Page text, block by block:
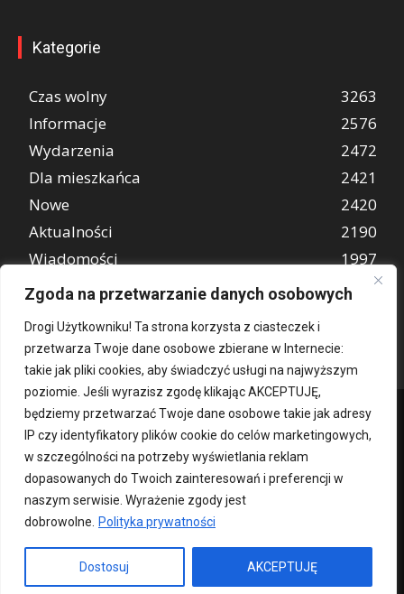
Zgoda na przetwarzanie danych osobowych
Drogi Użytkowniku! Ta strona korzysta z ciasteczek i
przetwarza Twoje dane osobowe zbierane w Internecie:
takie jak pliki cookies, aby świadczyć usługi na najwyższym
poziomie. Jeśli wyrazisz zgodę klikając AKCEPTUJĘ,
będziemy przetwarzać Twoje dane osobowe takie jak adresy
IP czy identyfikatory plików cookie do celów marketingowych,
w szczególności na potrzeby wyświetlania reklam
dopasowanych do Twoich zainteresowań i preferencji w
naszym serwisie. Wyrażenie zgody jest
dobrowolne.
Polityka prywatności
Dostosuj AKCEPTUJĘ
Kategorie
Czas wolny
3263
Informacje
2576
Wydarzenia
2472
Dla mieszkańca
2421
Nowe
2420
Aktualności
2190
Wiadomości
1997
REKLAMA
849
Kontakt O nas Patronat medialny